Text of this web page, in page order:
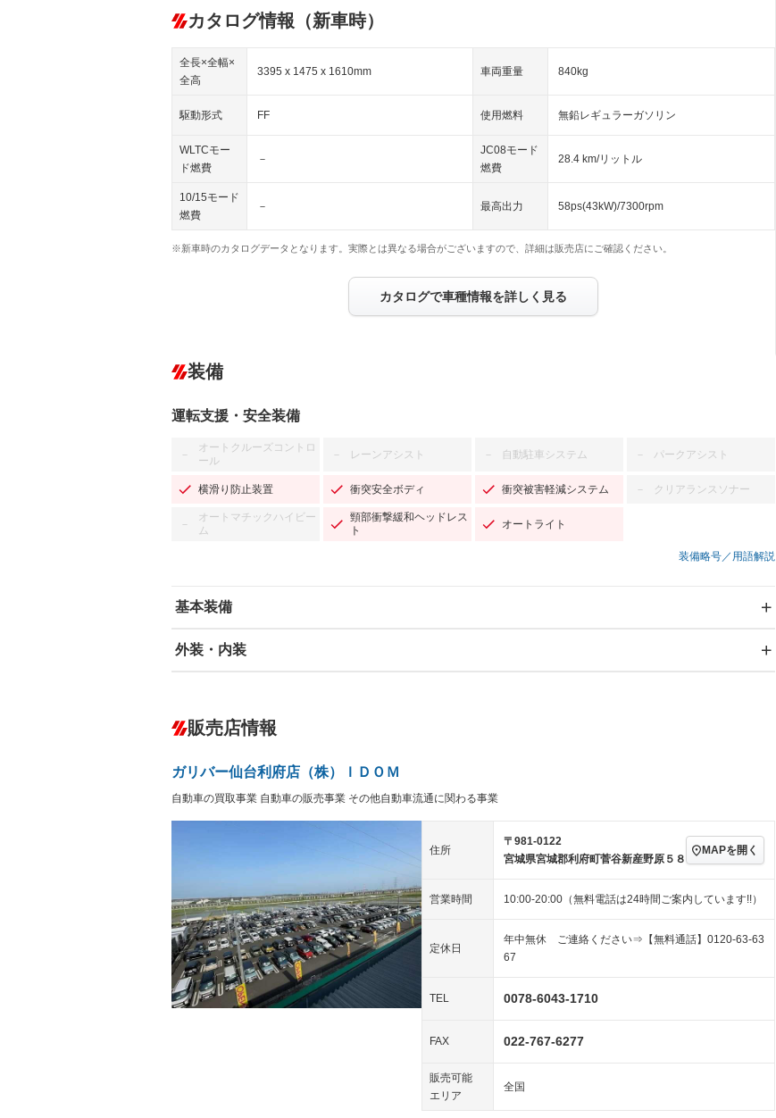
カタログ情報（新車時）
全長×全幅×
全高
3395 x 1475 x 1610mm 車両重量 840kg
駆動形式 FF 使用燃料 無鉛レギュラーガソリン
WLTCモー
ド燃費
－
JC08モード
燃費
28.4 km/リットル
10/15モード
燃費
－ 最高出力 58ps(43kW)/7300rpm
※新車時のカタログデータとなります。実際とは異なる場合がございますので、詳細は販売店にご確認ください。
カタログで車種情報を詳しく見る
装備
運転支援・安全装備
－
オートクルーズコントロ
ール
－ レーンアシスト － 自動駐車システム － パークアシスト
横滑り防止装置 衝突安全ボディ 衝突被害軽減システム － クリアランスソナー
－
オートマチックハイビー
ム
頸部衝撃緩和ヘッドレス
ト
オートライト
装備略号／用語解説
基本装備
エアバッグ：運転席/助手席/サイド
－ ダウンヒルアシストコントロール
－ Bluetooth接続 － 100V電源
装備略号／用語解説
外装・内装
オーディオ：CDまたはCDチェンジャー
－
ー
－
－ LEDヘッドランプ HID(キセノンライト) －
3列シート ベンチシート
フルフラットシート － チップアップシート オットマン － 電動格納サードシート
－ シートヒーター － ウォークスルー
－ フロントカメラ － シートエアコン 全周囲カメラ
－ ルーフレール －
販売店情報
ガリバー仙台利府店（株）ＩＤＯＭ
自動車の買取事業 自動車の販売事業 その他自動車流通に関わる事業
住所
〒981-0122
宮城県宮城郡利府町菅谷新産野原５８
MAPを開く
営業時間 10:00-20:00（無料電話は24時間ご案内しています!!）
定休日
年中無休 ご連絡ください⇒【無料通話】0120-63-63
67
TEL 0078-6043-1710
FAX 022-767-6277
販売可能
エリア
全国